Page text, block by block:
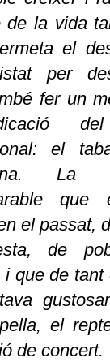
de la vida
el
per
fer un
el
La
que
el passat,
de
i que de tant
el
de concert.